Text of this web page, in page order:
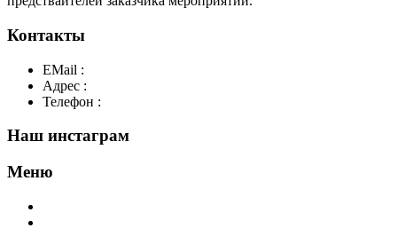
Контакты
EMail :
Адрес :
Телефон :
Наш инстаграм
Меню